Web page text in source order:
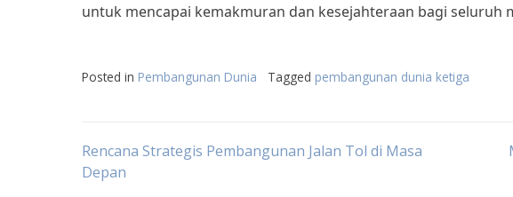
untuk mencapai kemakmuran dan kesejahteraan bagi seluruh
Posted in Pembangunan Dunia Tagged pembangunan dunia ketiga
Post
Rencana Strategis Pembangunan Jalan Tol di Masa
Depan